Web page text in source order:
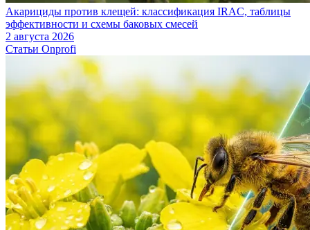
Акарициды против клещей: классификация IRAC, таблицы
эффективности и схемы баковых смесей
2 августа 2026
Статьи Onprofi